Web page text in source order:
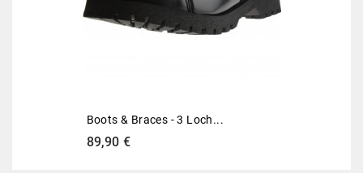
Boots & Braces - 3 Loch...
89,90 €